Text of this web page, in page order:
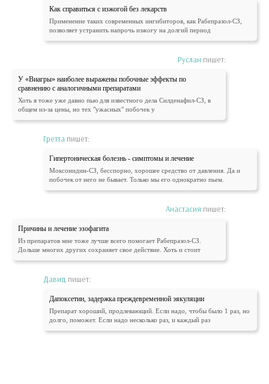
Как справиться с изжогой без лекарств
Применение таких современных ингибиторов, как Рабепразол-СЗ,
позволяет устранить напрочь изжогу на долгий период
Руслан пишет:
У «Виагры» наиболее выражены побочные эффекты по
сравнению с аналогичными препаратами
Хоть я тоже уже давно пью для известного дела Силденафил-СЗ, в
общем из-за цены, но тех "ужасных" побочек у
Гретта пишет:
Гипертоническая болезнь - симптомы и лечение
Моксонидин-СЗ, бесспорно, хорошее средство от давления. Да и
побочек от него не бывает. Только мы его однократно пьем.
Анастасия пишет:
Причины и лечение эзофагита
Из препаратов мне тоже лучше всего помогает Рабепразол-СЗ.
Дольше многих других сохраняет свое действие. Хоть и стоит
Давид пишет:
Дапоксетин, задержка преждевременной эякуляции
Препарат хороший, продлевающий. Если надо, чтобы было 1 раз, но
долго, поможет. Если надо несколько раз, и каждый раз